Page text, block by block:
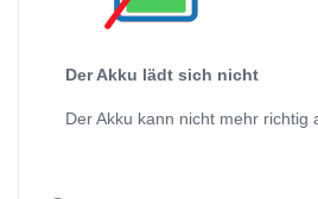
Der Akku lädt sich nicht
Der Akku kann nicht mehr richtig